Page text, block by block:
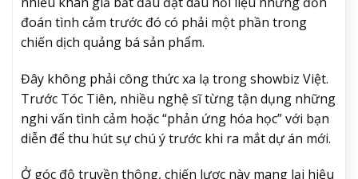
đoán tình cảm trước đó có phải một phần trong
chiến dịch quảng bá sản phẩm.
Đây không phải công thức xa lạ trong showbiz Việt.
Trước Tóc Tiên, nhiều nghệ sĩ từng tận dụng những
nghi vấn tình cảm hoặc “phản ứng hóa học” với bạn
diễn để thu hút sự chú ý trước khi ra mắt dự án mới.
Ở góc độ truyền thông, chiến lược này mang lại hiệu